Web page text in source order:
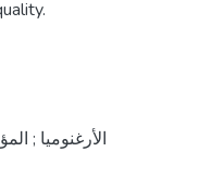
الأرغنوميا ;